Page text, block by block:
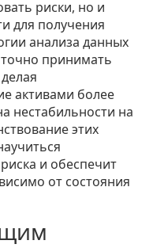
риски, но и
для получения
анализа данных
принимать
активами более
нестабильности на
этих
и обеспечит
от состояния